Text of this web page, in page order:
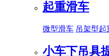
起重滑车
微型滑车 吊架型起
小车下吊具